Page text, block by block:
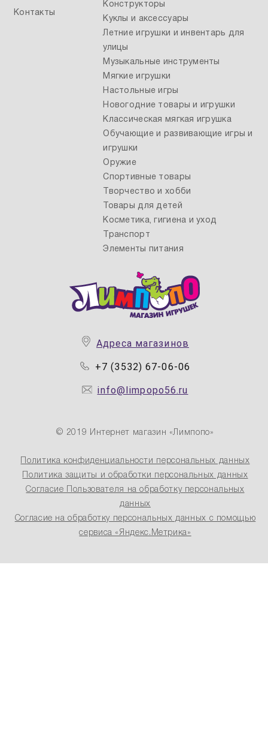
Адреса магазинов
+7 (3532) 67-06-06
info@limpopo56.ru
© 2019 Интернет магазин «Лимпопо»
Политика конфиденциальности персональных данных
Политика защиты и обработки персональных данных
Согласие Пользователя на обработку персональных
данных
Согласие на обработку персональных данных с помощью
сервиса «Яндекс.Метрика»
Контакты
Конструкторы
Куклы и аксессуары
Летние игрушки и инвентарь для
улицы
Музыкальные инструменты
Мягкие игрушки
Настольные игры
Новогодние товары и игрушки
Классическая мягкая игрушка
Обучающие и развивающие игры и
игрушки
Оружие
Спортивные товары
Творчество и хобби
Товары для детей
Косметика, гигиена и уход
Транспорт
Элементы питания